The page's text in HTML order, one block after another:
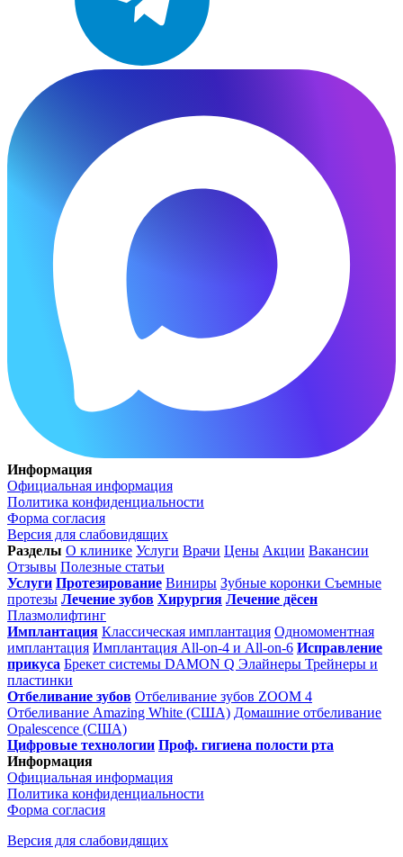
Информация
Официальная информация
Политика конфиденциальности
Форма согласия
Версия для слабовидящих
Разделы О клинике Услуги Врачи Цены Акции Вакансии
Отзывы Полезные статьи
Услуги Протезирование Виниры Зубные коронки Съемные
протезы Лечение зубов Хирургия Лечение дёсен
Плазмолифтинг
Имплантация Классическая имплантация Одномоментная
имплантация Имплантация All-on-4 и All-on-6 Исправление
прикуса Брекет системы DAMON Q Элайнеры Трейнеры и
пластинки
Отбеливание зубов Отбеливание зубов ZOOM 4
Отбеливание Amazing White (США) Домашние отбеливание
Opalescence (США)
Цифровые технологии Проф. гигиена полости рта
Информация
Официальная информация
Политика конфиденциальности
Форма согласия
Версия для слабовидящих